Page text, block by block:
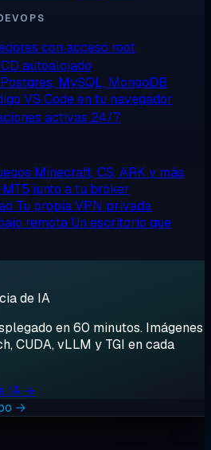
con acceso root
autoalojado
Postgres, MySQL, MongoDB
VS Code en tu navegador
activas 24/7
Minecraft, CS, ARK y más
MT5 junto a tu bróker
Tu propia VPN privada
remota Un escritorio que
de IA
en 60 minutos. Imágenes
CUDA, vLLM y TGI en cada
IA →
→